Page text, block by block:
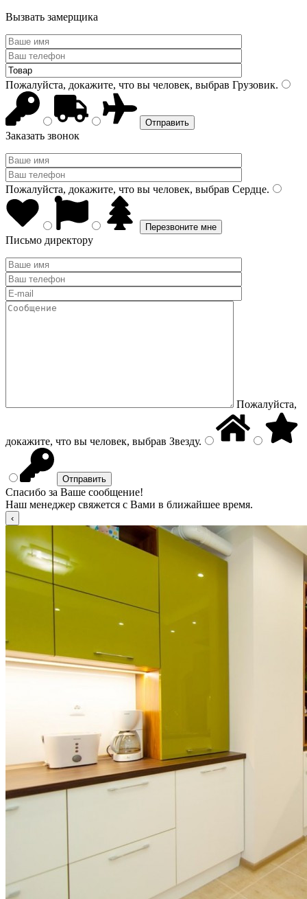
Вызвать замерщика
Пожалуйста, докажите, что вы человек, выбрав Грузовик.
Заказать звонок
Пожалуйста, докажите, что вы человек, выбрав Сердце.
Письмо директору
Пожалуйста,
докажите, что вы человек, выбрав Звезду.
Спасибо за Ваше сообщение!
Наш менеджер свяжется с Вами в ближайшее время.